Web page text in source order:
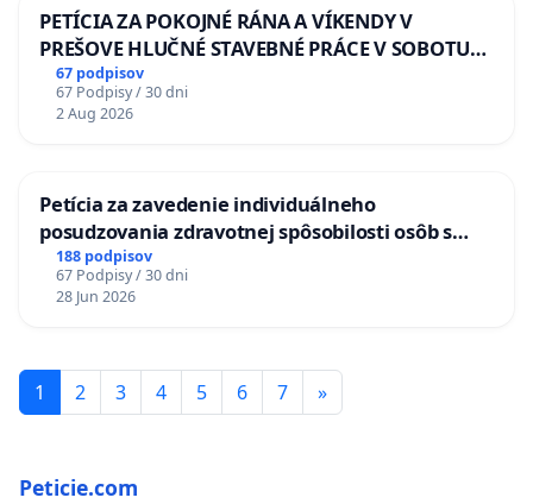
PETÍCIA ZA POKOJNÉ RÁNA A VÍKENDY V
PREŠOVE HLUČNÉ STAVEBNÉ PRÁCE V SOBOTU
LEN OD 9.00 DO 13.00 HOD., CEZ PRACOVNÝ
TÝŽDEŇ CIEĽ 8.00 – 18.00 HOD. A PRAVIDELNÁ
KONTROLA STAVBY C-AREA NA
67 podpisov
67 Podpisy / 30 dni
2 Aug 2026
Petícia za zavedenie individuálneho
posudzovania zdravotnej spôsobilosti osôb s
diabetom 1. a 2. typu pri prijímaní do
Policajného zboru SR
188 podpisov
67 Podpisy / 30 dni
28 Jun 2026
1 2 3 4 5 6 7 »
Peticie.com